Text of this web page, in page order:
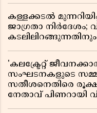
കള്ളക്കടൽ
ജാഗ്രതാ
'കലക്ട്രേറ്റ്
സംഘടനകളുടെ
സതീശനെതിരെ
നേതാവ് പിണറായി